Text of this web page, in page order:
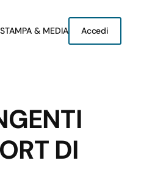
STAMPA & MEDIA Accedi
DI